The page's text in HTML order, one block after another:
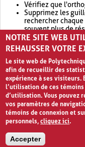
Vérifiez que
Supprimez les
rechercher
souvent plus de
Envisagez
retournera
NOTRE SITE WEB
REHAUSSER VOTRE
Le site web de
afin de recueillir des
expérience à ses visiteurs.
l’utilisation de ces
d’utilisation. Vous pouvez
vos paramètres de
témoins de connexion et
personnels,cliquez ici.
Accepter